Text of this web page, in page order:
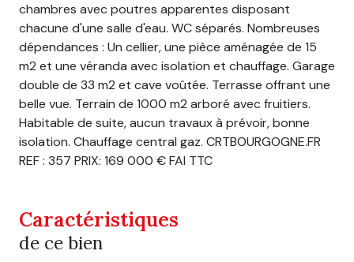
chambres avec poutres apparentes disposant
chacune d'une salle d'eau. WC séparés. Nombreuses
dépendances : Un cellier, une pièce aménagée de 15
m2 et une véranda avec isolation et chauffage. Garage
double de 33 m2 et cave voûtée. Terrasse offrant une
belle vue. Terrain de 1000 m2 arboré avec fruitiers.
Habitable de suite, aucun travaux à prévoir, bonne
isolation. Chauffage central gaz. CRTBOURGOGNE.FR
REF : 357 PRIX: 169 000 € FAI TTC
Caractéristiques
de ce bien